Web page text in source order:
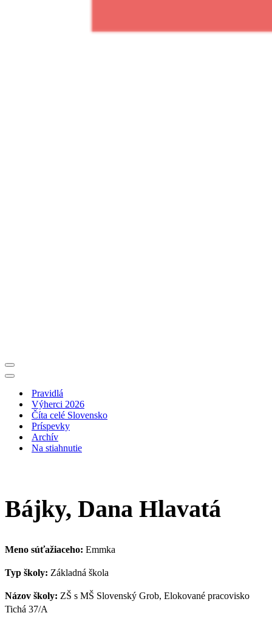
Menu
navigácie
Menu
navigáciePravidlá
Výherci 2026
Číta celé Slovensko
Príspevky
Archív
Na stiahnutie
Bájky, Dana Hlavatá
Meno súťažiaceho: Emmka
Typ školy: Základná škola
Názov školy: ZŠ s MŠ Slovenský Grob, Elokované pracovisko
Tichá 37/A